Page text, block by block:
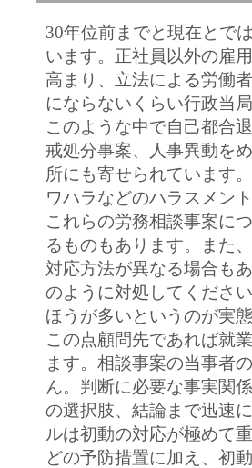
30年位前までと現在とで
います。正社員以外の雇
高まり、立法による労働
にならないくらい行政当
このような中で自己都合
戒処分事案、人事異動を
所にも寄せられています
ワハラなどのハラスメント
これらの労務相談事案に
るものもあります。また
対応方法が異なる場合も
のように対処してくださ
ほうが多いというのが実態
この点顧問先であれば就
ます。相談事案の当事者
ん。判断に必要な事実関
の選択肢、結論まで迅速
ルは初動の対応が極めて
どの予防措置に加え、初